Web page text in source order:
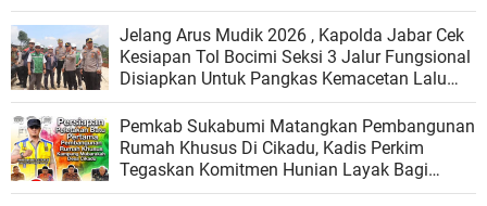
Jelang Arus Mudik 2026 , Kapolda Jabar Cek
Kesiapan Tol Bocimi Seksi 3 Jalur Fungsional
Disiapkan Untuk Pangkas Kemacetan Lalu
Lintas
Pemkab Sukabumi Matangkan Pembangunan
Rumah Khusus Di Cikadu, Kadis Perkim
Tegaskan Komitmen Hunian Layak Bagi
Warga